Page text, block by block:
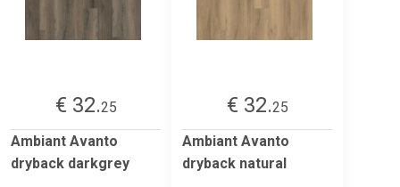
€ 32.25
Ambiant Avanto
dryback darkgrey
€ 32.25
Ambiant Avanto
dryback natural